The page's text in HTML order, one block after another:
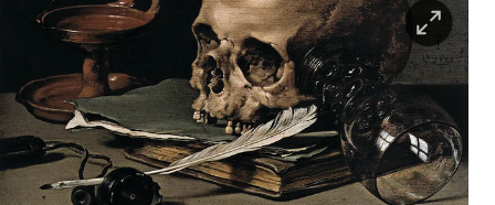
berlin
nord
wahrheit
verlag